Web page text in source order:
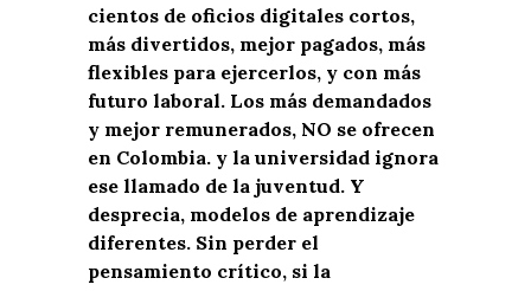
cientos de oficios digitales cortos,
más divertidos, mejor pagados, más
flexibles para ejercerlos, y con más
futuro laboral. Los más demandados
y mejor remunerados, NO se ofrecen
en Colombia. y la universidad ignora
ese llamado de la juventud. Y
desprecia, modelos de aprendizaje
diferentes. Sin perder el
pensamiento crítico, si la